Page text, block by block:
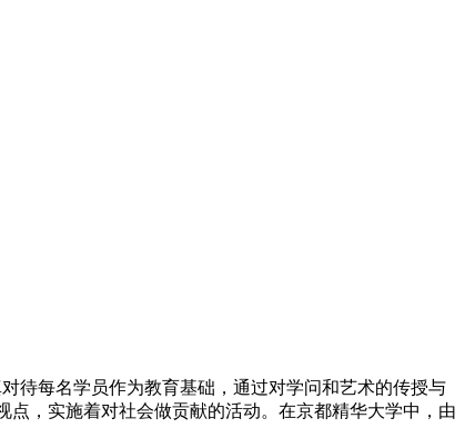
待每名学员作为教育基础，通过对学问和艺术的传授与
，实施着对社会做贡献的活动。在京都精华大学中，由